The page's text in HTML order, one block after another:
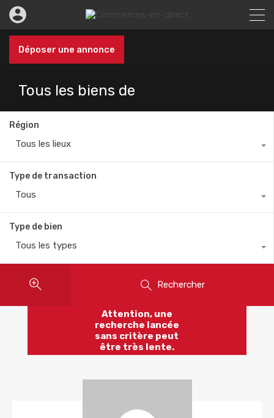
Déposer une annonce
Tous les biens de
Région
Tous les lieux
Type de transaction
Tous
Type de bien
Tous les types
Rechercher
Attention, une
recherche lancée
sans critère peut
être très lente.